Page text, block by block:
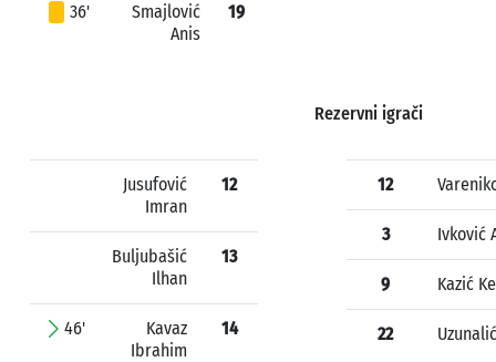
36'
Smajlović
Anis
19
Rezervni igrači
Jusufović
Imran
12
Buljubašić
Ilhan
13
46'
Kavaz
Ibrahim
14
12
3 Ivković
9 Kazić
22